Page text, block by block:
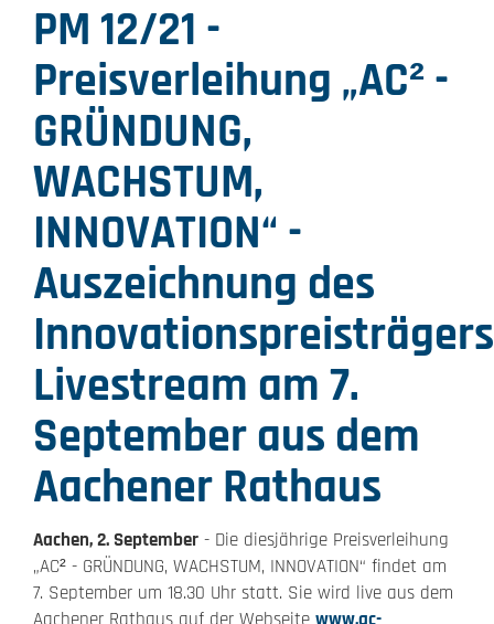
PM 12/21 -
Preisverleihung „AC² -
GRÜNDUNG,
WACHSTUM,
INNOVATION“ -
Auszeichnung des
Livestream am 7.
September aus dem
Aachener Rathaus
Aachen, 2. September - Die diesjährige Preisverleihung
„AC² - GRÜNDUNG, WACHSTUM, INNOVATION“ findet am
7. September um 18.30 Uhr statt. Sie wird live aus dem